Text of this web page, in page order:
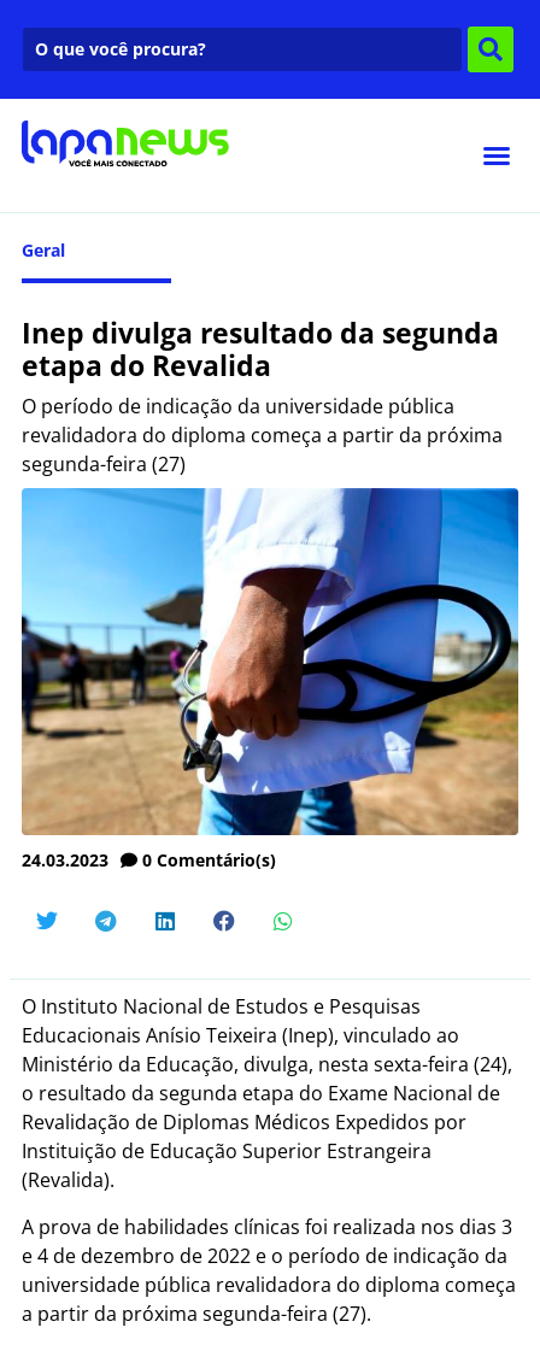
Geral
Inep divulga resultado da segunda
etapa do Revalida
O período de indicação da universidade pública
revalidadora do diploma começa a partir da próxima
segunda-feira (27)
24.03.2023 0 Comentário(s)
O Instituto Nacional de Estudos e Pesquisas
Educacionais Anísio Teixeira (Inep), vinculado ao
Ministério da Educação, divulga, nesta sexta-feira (24),
o resultado da segunda etapa do Exame Nacional de
Revalidação de Diplomas Médicos Expedidos por
Instituição de Educação Superior Estrangeira
(Revalida).
A prova de habilidades clínicas foi realizada nos dias 3
e 4 de dezembro de 2022 e o período de indicação da
universidade pública revalidadora do diploma começa
a partir da próxima segunda-feira (27).